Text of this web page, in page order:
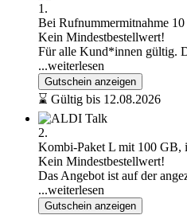
1.
Bei Rufnummermitnahme
Kein Mindestbestellwert!
Für alle Kund*innen gültig.
...weiterlesen
Gutschein anzeigen
⌛ Gültig bis 12.08.2026
2.
Kombi-Paket L mit 100 GB,
Kein Mindestbestellwert!
Das Angebot ist auf der
...weiterlesen
Gutschein anzeigen